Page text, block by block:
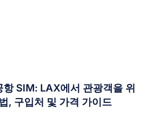
항 SIM: LAX에서 관광객을 위
, 구입처 및 가격 가이드